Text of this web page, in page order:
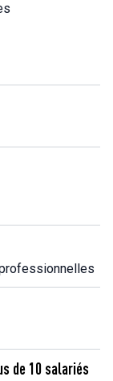
de 10 salariés